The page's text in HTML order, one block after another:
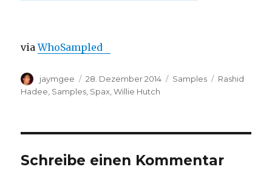
viaWhoSampled
Autor
jaymgee
Veröffentlicht
am
28. Dezember 2014 Kategorien
Samples Schlagwörter
Rashid
Hadee Samples Spax ,Willie Hutch
Schreibe einen Kommentar